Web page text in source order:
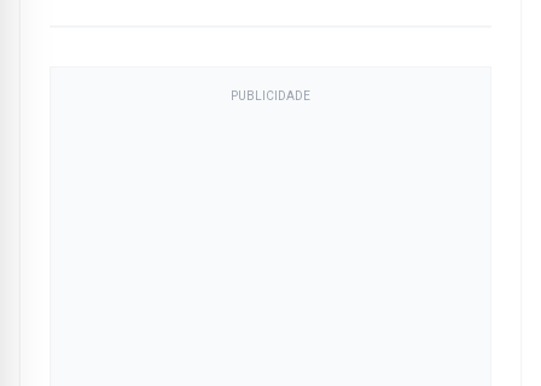
PUBLICIDADE